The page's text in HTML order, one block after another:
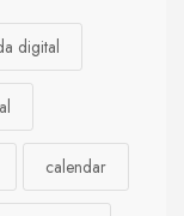
digital
calendar